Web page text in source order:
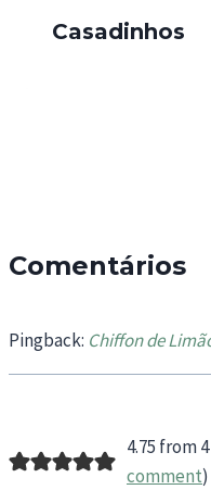
Casadinhos
Comentários
Pingback: Chiffon de
4.75 from
comment)